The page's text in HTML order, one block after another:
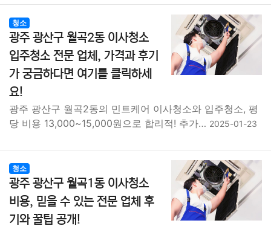
청소
광주 광산구 월곡2동 이사청소
입주청소 전문 업체, 가격과 후기
가 궁금하다면 여기를 클릭하세
요!
광주 광산구 월곡2동의 민트케어 이사청소와 입주청소, 평
당 비용 13,000~15,000원으로 합리적! 추가… 2025-01-23
청소
광주 광산구 월곡1동 이사청소
비용, 믿을 수 있는 전문 업체 후
기와 꿀팁 공개!